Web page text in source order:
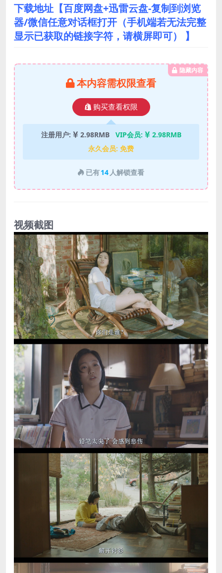
下载地址【百度网盘+迅雷云盘-复制到浏览
器/微信任意对话框打开（手机端若无法完整
显示已获取的链接字符，请横屏即可） 】
隐藏内容
本内容需权限查看
购买查看权限
注册用户: 2.98RMB VIP会员:
2.98RMB
永久会员: 免费
已有14 人解锁查看
视频截图